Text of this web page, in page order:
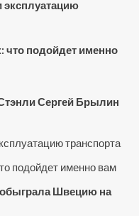
эксплуатацию
что подойдет именно
Сергей Брылин
транспорта
подойдет именно вам
Швецию на